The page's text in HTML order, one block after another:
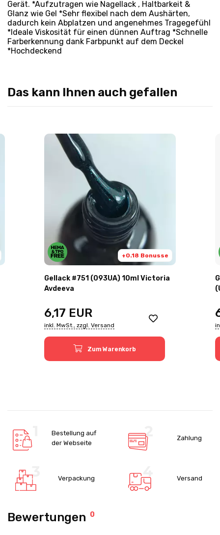
Gerät. *Aufzutragen wie Nagellack , Haltbarkeit &
Glanz wie Gel *Sehr flexibel nach dem Aushärten,
dadurch kein Abplatzen und angenehmes Tragegefühl
*Ideale Viskosität für einen dünnen Auftrag *Schnelle
Farberkennung dank Farbpunkt auf dem Deckel
*Hochdeckend
Das kann Ihnen auch gefallen
+0.18 Bonusse
Gellack #751 (093UA) 10ml Victoria
Avdeeva
6,17 EUR
inkl. MwSt., zzgl. Versand
Zum Warenkorb
Bestellung auf
der Webseite
Zahlung
Verpackung Versand
Bewertungen 0